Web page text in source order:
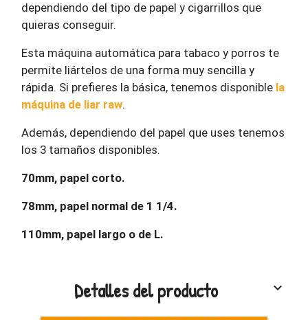
dependiendo del tipo de papel y cigarrillos que
quieras conseguir.
Esta máquina automática para tabaco y porros te
permite liártelos de una forma muy sencilla y
rápida. Si prefieres la básica, tenemos disponible la
máquina de liar raw.
Además, dependiendo del papel que uses tenemos
los 3 tamaños disponibles.
70mm, papel corto.
78mm, papel normal de 1 1/4.
110mm, papel largo o de L.
Detalles del producto keyboard_arrow_down